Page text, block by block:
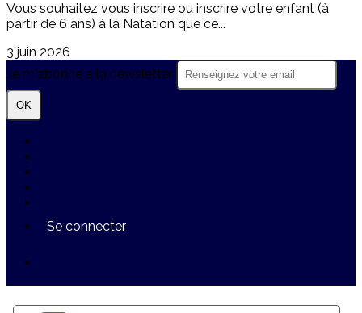
Vous souhaitez vous inscrire ou inscrire votre enfant (à
partir de 6 ans) à la Natation que ce...
3 juin 2026
Je m'abonne à la newsletter
OK
Se connecter